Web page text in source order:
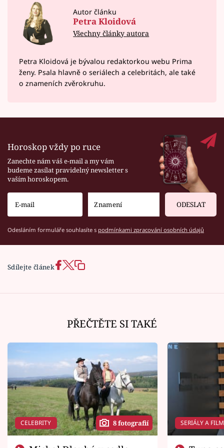
Autor článku
Petra Kloidová
Všechny články autora
Petra Kloidová je bývalou redaktorkou webu Prima
ženy. Psala hlavně o seriálech a celebritách, ale také
o znameních zvěrokruhu.
Horoskop vždy po ruce
Zanechte nám váš e-mail a my vám
budeme zasílat pravidelný newsletter s
vaším horoskopem.
ODESLAT
Odesláním formuláře souhlasíte s podmínkami zpracování osobních údajů
Sdílejte článek
PŘEČTĚTE SI TAKÉ
CELEBRITY 8 fotografií SERIÁLY A